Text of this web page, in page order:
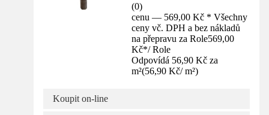
(0)
cenu — 569,00 Kč * Všechny
ceny vč. DPH a bez nákladů
na přepravu za Role569,00
Kč*/ Role
Odpovídá 56,90 Kč za
m²(56,90 Kč/ m²)
Koupit on-line